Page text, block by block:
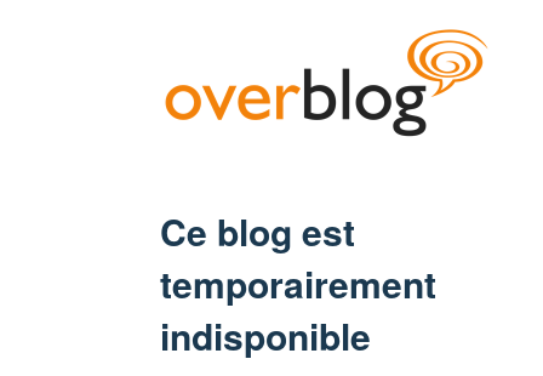
Ce blog est
temporairement
indisponible